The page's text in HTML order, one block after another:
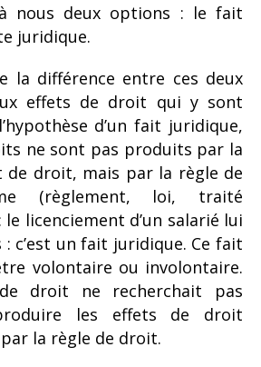
nous deux options : le fait
juridique.
la différence entre ces deux
effets de droit qui y sont
d’un fait juridique,
ne sont pas produits par la
de droit, mais par la règle de
(règlement, loi, traité
licenciement d’un salarié lui
c’est un fait juridique. Ce fait
volontaire ou involontaire.
droit ne recherchait pas
les effets de droit
la règle de droit.